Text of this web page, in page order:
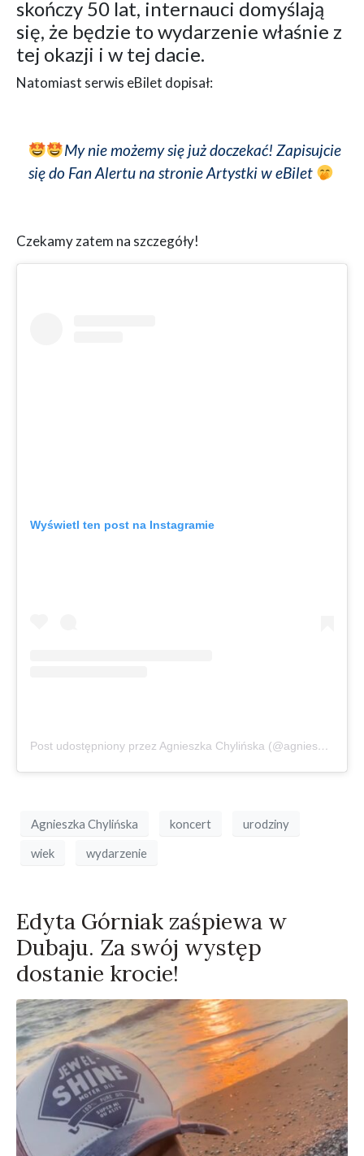
skończy 50 lat, internauci domyślają
się, że będzie to wydarzenie właśnie z
tej okazji i w tej dacie.
Natomiast serwis eBilet dopisał:
My nie możemy się już doczekać! Zapisujcie
się do Fan Alertu na stronie Artystki w eBilet
Czekamy zatem na szczegóły!
Wyświetl ten post na Instagramie
Post udostępniony przez Agnieszka Chylińska (@agnieszka.chylinska)
Agnieszka Chylińska koncert urodziny
wiek wydarzenie
Edyta Górniak zaśpiewa w
Dubaju. Za swój występ
dostanie krocie!